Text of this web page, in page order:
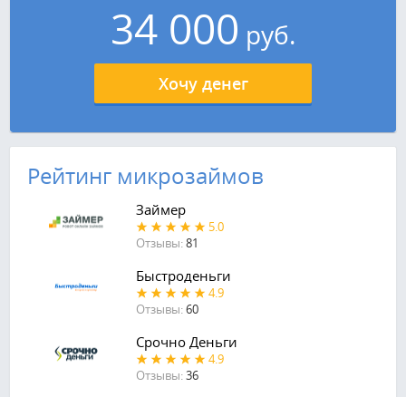
34 000 руб.
Хочу денег
Рейтинг микрозаймов
Займер
5.0
Отзывы:81
Быстроденьги
4.9
Отзывы:60
Срочно Деньги
4.9
Отзывы:36